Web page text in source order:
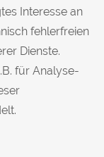
Interesse an
fehlerfreien
Dienste.
für Analyse-